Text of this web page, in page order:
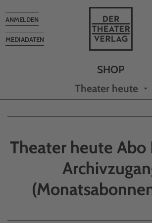
MEDIADATEN
Toggle
navigation
ANMELDEN
Theater heute
Theater heute Abo